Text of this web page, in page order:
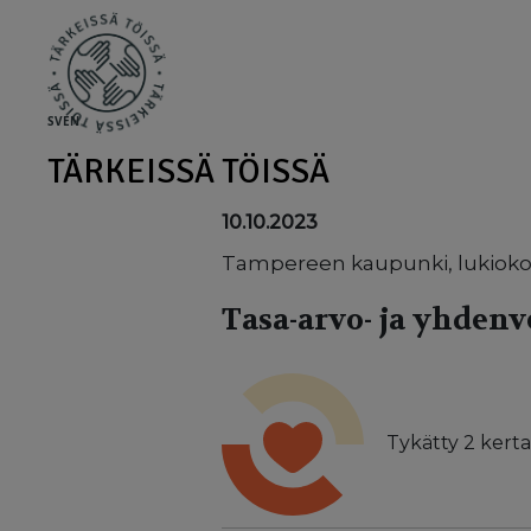
SVEN
TÄRKEISSÄ TÖISSÄ
10.10.2023
Tampereen kaupunki,
Tasa-arvo- ja
Tykätty 2